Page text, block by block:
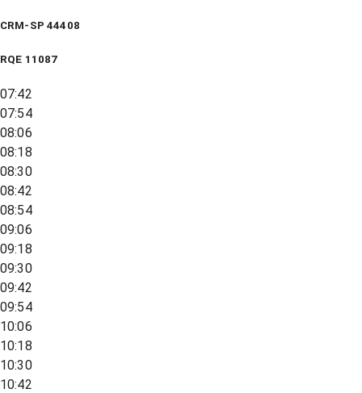
CRM-SP 44408
RQE 11087
07:42
07:54
08:06
08:18
08:30
08:42
08:54
09:06
09:18
09:30
09:42
09:54
10:06
10:18
10:30
10:42